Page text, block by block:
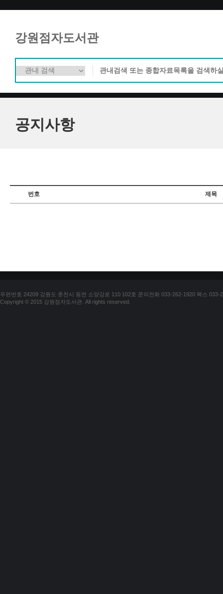
강원점자도서관
공지사항
번호 제목
우편번호 24209 강원도 춘천시 동면 소양강로 110 102호 문의전화 033-262-1920 팩스 033-
Copyright © 2015 강원점자도서관. All rights reserved.